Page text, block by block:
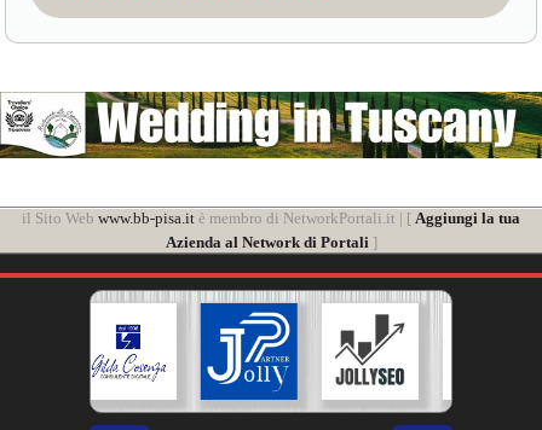
il Sito Web www.bb-pisa.it è membro di NetworkPortali.it | [ Aggiungi la tua
Azienda al Network di Portali]